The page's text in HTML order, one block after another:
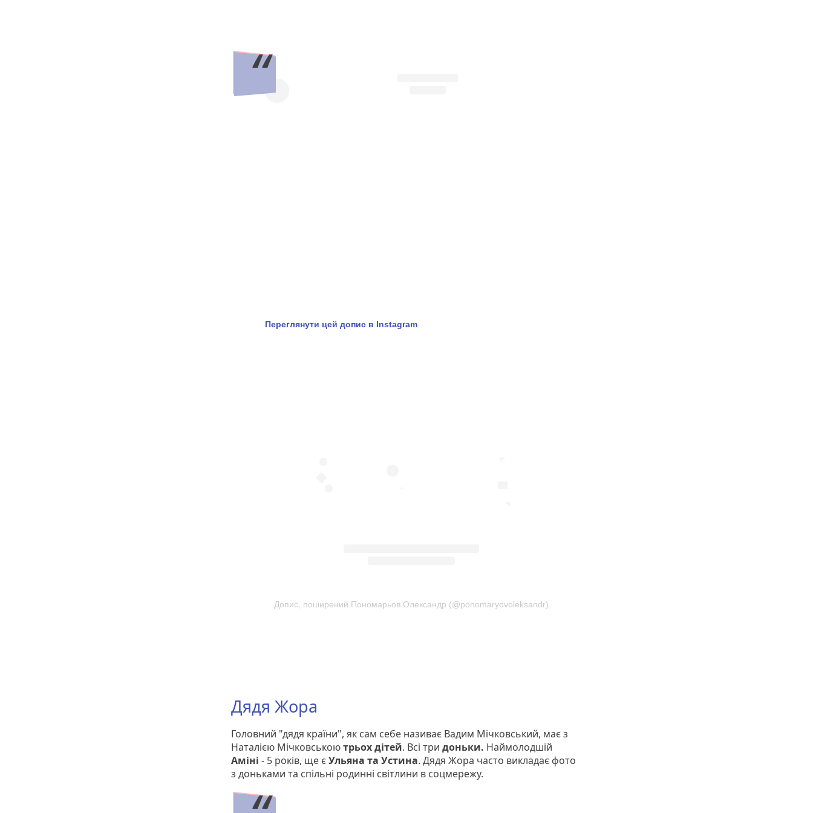
Переглянути цей допис в Instagram
Допис, поширений Пономарьов Олександр (@ponomaryovoleksandr)
Дядя Жора
Головний "дядя країни", як сам себе називає Вадим Мічковський, має з
Наталією Мічковськоютрьох дітей. Всі три доньки. Наймолодшій
Аміні - 5 років, ще єУльяна та Устина. Дядя Жора часто викладає фото
з доньками та спільні родинні світлини в соцмережу.